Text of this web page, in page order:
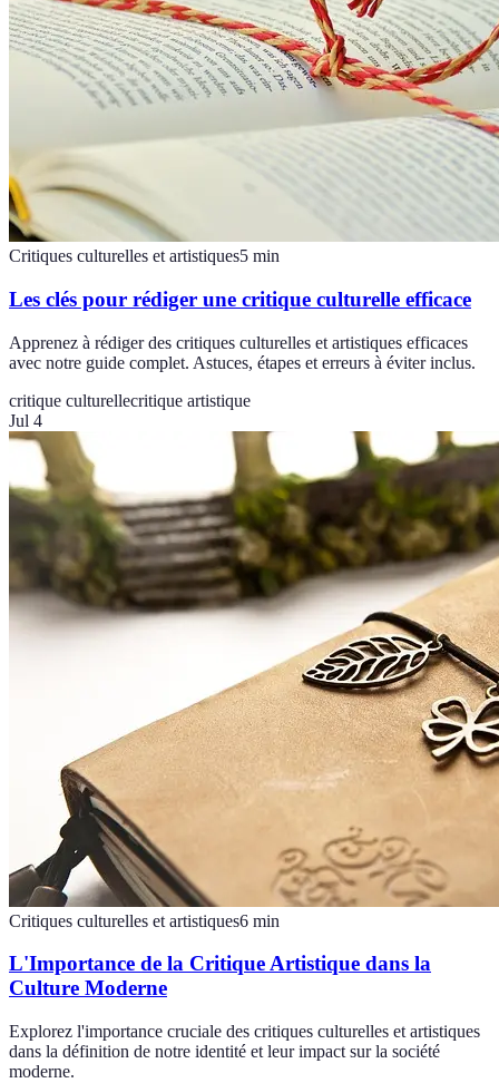
Critiques culturelles et artistiques5 min
Les clés pour rédiger une critique culturelle efficace
Apprenez à rédiger des critiques culturelles et artistiques efficaces
avec notre guide complet. Astuces, étapes et erreurs à éviter inclus.
critique culturellecritique artistique
Jul 4
Critiques culturelles et artistiques6 min
L'Importance de la Critique Artistique dans la
Culture Moderne
Explorez l'importance cruciale des critiques culturelles et artistiques
dans la définition de notre identité et leur impact sur la société
moderne.